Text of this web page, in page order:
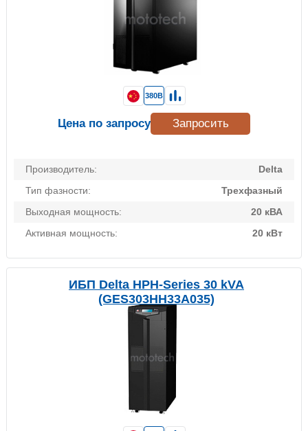
Производитель:
Delta
Тип фазности:
Трехфазный
Выходная мощность:
20 кВА
Активная мощность:
20 кВт
380В
Цена по запросу Запросить
ИБП Delta HPH-Series 30 kVA
(GES303HH33A035)